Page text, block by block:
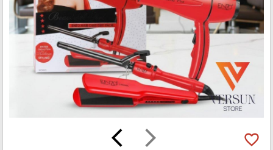
arrow_forward_ios
arrow_back_ios favorite_border